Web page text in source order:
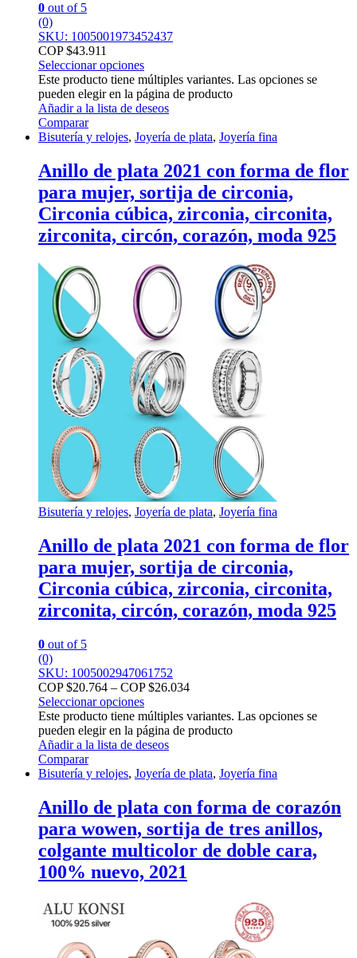
0 out of 5
(0)
SKU: 1005001973452437
COP $43.911
Seleccionar opciones
Este producto tiene múltiples variantes. Las opciones se
pueden elegir en la página de producto
Añadir a la lista de deseos
Comparar
Bisutería y relojes, Joyería de plata, Joyería fina
Anillo de plata 2021 con forma de flor
para mujer, sortija de circonia,
Circonia cúbica, zirconia, circonita,
zirconita, circón, corazón, moda 925
Bisutería y relojes, Joyería de plata, Joyería fina
Anillo de plata 2021 con forma de flor
para mujer, sortija de circonia,
Circonia cúbica, zirconia, circonita,
zirconita, circón, corazón, moda 925
0 out of 5
(0)
SKU: 1005002947061752
COP $20.764 – COP $26.034
Seleccionar opciones
Este producto tiene múltiples variantes. Las opciones se
pueden elegir en la página de producto
Añadir a la lista de deseos
Comparar
Bisutería y relojes, Joyería de plata, Joyería fina
Anillo de plata con forma de corazón
para wowen, sortija de tres anillos,
colgante multicolor de doble cara,
100% nuevo, 2021